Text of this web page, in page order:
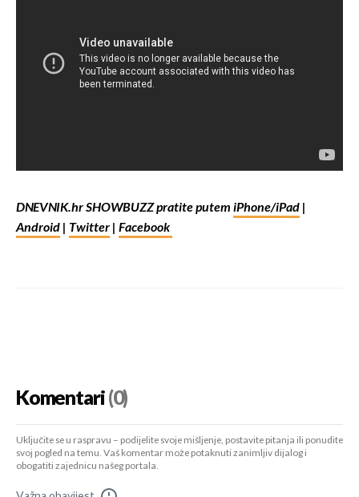
DNEVNIK.hr SHOWBUZZ pratite putem iPhone/iPad |
Android | Twitter | Facebook
Komentari(0)
Uključite se u raspravu – podijelite svoje mišljenje, postavite pitanja ili ponudite
svoj pogled na temu. Vaš komentar može potaknuti zanimljiv dijalog i
obogatiti zajednicu našeg portala.